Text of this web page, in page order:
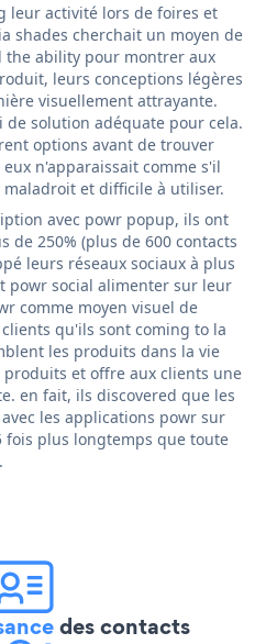
leur activité lors de foires et
shades cherchait un moyen de
ability pour montrer aux
leurs conceptions légères
visuellement attrayante.
solution adéquate pour cela.
options avant de trouver
n'apparaissait comme s'il
et difficile à utiliser.
avec powr popup, ils ont
de 250% (plus de 600 contacts
leurs réseaux sociaux à plus
powr social alimenter sur leur
comme moyen visuel de
qu'ils sont coming to la
les produits dans la vie
et offre aux clients une
en fait, ils discovered que les
les applications powr sur
fois plus longtemps que toute
des contacts